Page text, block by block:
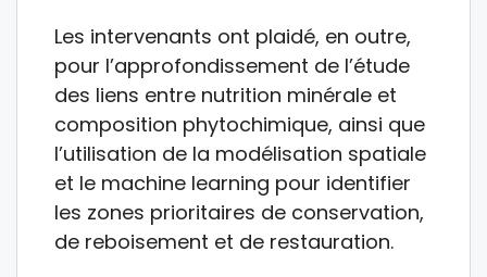
Les intervenants ont plaidé, en outre,
pour l’approfondissement de l’étude
des liens entre nutrition minérale et
composition phytochimique, ainsi que
l’utilisation de la modélisation spatiale
et le machine learning pour identifier
les zones prioritaires de conservation,
de reboisement et de restauration.